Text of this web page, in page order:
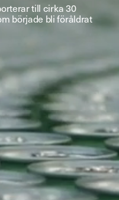
till cirka 30
började bli föråldrat